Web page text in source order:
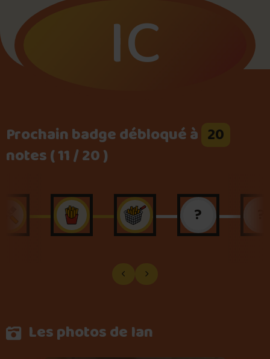
Foire aux questions
IC
Prochain badge débloqué à 20
notes ( 11 / 20 )
?
Les photos de Ian